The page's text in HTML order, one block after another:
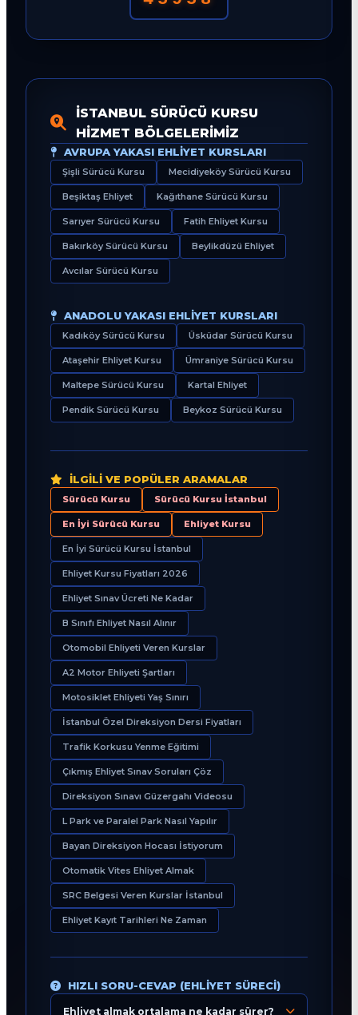
İSTANBUL SÜRÜCÜ KURSU
HIZMET BÖLGELERIMIZ
AVRUPA YAKASI EHLIYET KURSLARI
Şişli Sürücü Kursu Mecidiyeköy Sürücü Kursu
Beşiktaş Ehliyet Kağıthane Sürücü Kursu
Sarıyer Sürücü Kursu Fatih Ehliyet Kursu
Bakırköy Sürücü Kursu Beylikdüzü Ehliyet
Avcılar Sürücü Kursu
ANADOLU YAKASI EHLIYET KURSLARI
Kadıköy Sürücü Kursu Üsküdar Sürücü Kursu
Ataşehir Ehliyet Kursu Ümraniye Sürücü Kursu
Maltepe Sürücü Kursu Kartal Ehliyet
Pendik Sürücü Kursu Beykoz Sürücü Kursu
İLGILI VE POPÜLER ARAMALAR
Sürücü Kursu Sürücü Kursu İstanbul
En İyi Sürücü Kursu Ehliyet Kursu
En İyi Sürücü Kursu İstanbul
Ehliyet Kursu Fiyatları 2026
Ehliyet Sınav Ücreti Ne Kadar
B Sınıfı Ehliyet Nasıl Alınır
Otomobil Ehliyeti Veren Kurslar
A2 Motor Ehliyeti Şartları
Motosiklet Ehliyeti Yaş Sınırı
İstanbul Özel Direksiyon Dersi Fiyatları
Trafik Korkusu Yenme Eğitimi
Çıkmış Ehliyet Sınav Soruları Çöz
Direksiyon Sınavı Güzergahı Videosu
L Park ve Paralel Park Nasıl Yapılır
Bayan Direksiyon Hocası İstiyorum
Otomatik Vites Ehliyet Almak
SRC Belgesi Veren Kurslar İstanbul
Ehliyet Kayıt Tarihleri Ne Zaman
HIZLI SORU-CEVAP (EHLIYET SÜRECI)
Ehliyet almak ortalama ne kadar sürer?